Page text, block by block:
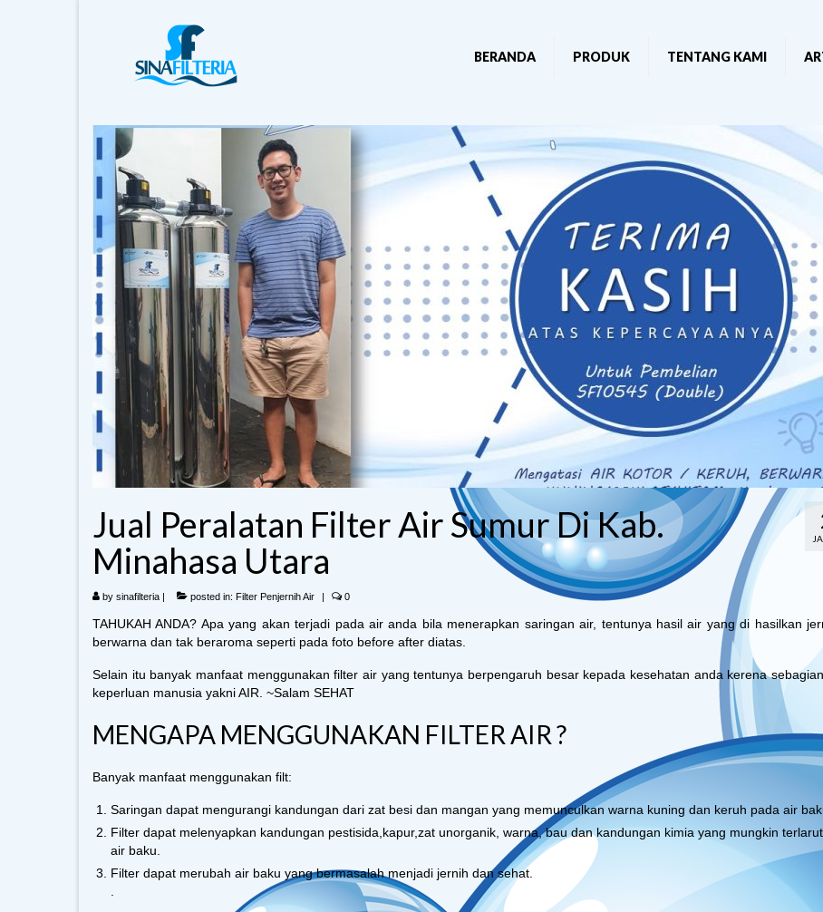
BERANDA PRODUK TENTANG KAMI
Jual Peralatan Filter Air Sumur Di Kab.
Minahasa Utara
by sinafilteria | posted in: Filter Penjernih Air | 0
TAHUKAH ANDA? Apa yang akan terjadi pada air anda bila menerapkan saringan air, tentunya hasil air yang di hasilkan
berwarna dan tak beraroma seperti pada foto before after diatas.
Selain itu banyak manfaat menggunakan filter air yang tentunya berpengaruh besar kepada kesehatan anda kerena
keperluan manusia yakni AIR. ~Salam SEHAT
MENGAPA MENGGUNAKAN FILTER AIR ?
Banyak manfaat menggunakan filt:
Saringan dapat mengurangi kandungan dari zat besi dan mangan yang memunculkan warna kuning dan keruh pada air
Filter dapat melenyapkan kandungan pestisida,kapur,zat unorganik, warna, bau dan kandungan kimia yang mungkin
air baku.
Filter dapat merubah air baku yang bermasalah menjadi jernih dan sehat.